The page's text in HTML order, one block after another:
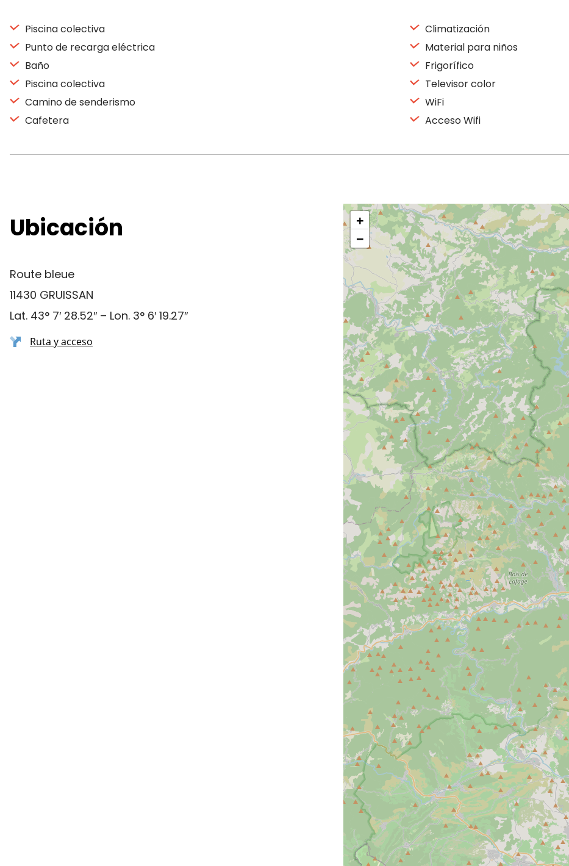
Piscina colectiva
Punto de recarga eléctrica
Baño
Piscina colectiva
Camino de senderismo
Cafetera
Climatización
Material para niños
Frigorífico
Televisor color
WiFi
Acceso Wifi
Ubicación
Route bleue
11430 GRUISSAN
Lat. 43° 7′ 28.52″ – Lon. 3° 6′ 19.27″
Ruta y acceso
+
−